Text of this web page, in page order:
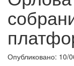
Опубликовано: 10/